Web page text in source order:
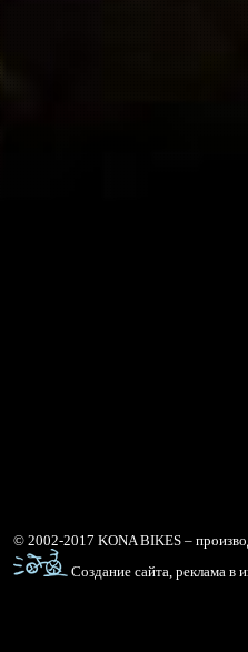
© 2002-2017 KONA BIKES –
Создание сайта, реклама в